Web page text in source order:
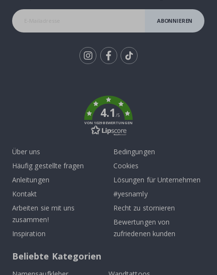
ABONNIEREN
4.1/5
VON 1029 BEWERTUNGEN
Über uns
Häufig gestellte fragen
Anleitungen
Kontakt
Arbeiten sie mit uns
zusammen!
Inspiration
Bedingungen
Cookies
Lösungen für Unternehmen
#yesnamly
Recht zu stornieren
Bewertungen von
zufriedenen kunden
Beliebte Kategorien